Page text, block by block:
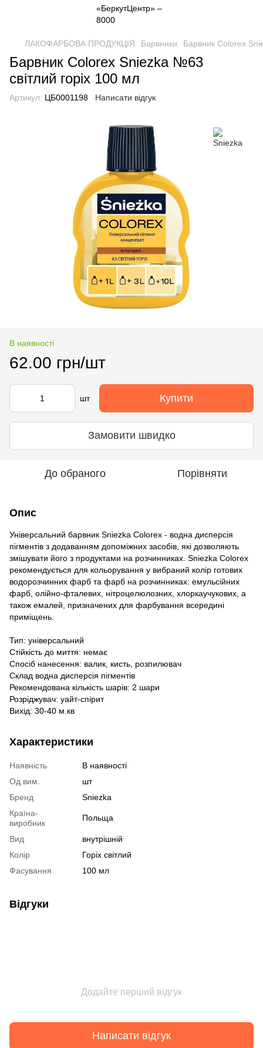
ЛАКОФАРБОВА ПРОДУКЦІЯ Барвники Барвник Colorex
Барвник Colorex Sniezka №63
світлий горiх 100 мл
Артикул: ЦБ0001198 Написати відгук
В наявності
62.00 грн/шт
шт Купити
Замовити швидко
До обраного Порівняти
Опис
Універсальний барвник Sniezka Colorex - водна дисперсія
пігментів з додаванням допоміжних засобів, які дозволяють
змішувати його з продуктами на розчинниках. Sniezka Colorex
рекомендується для кольорування у вибраний колір готових
водорозчинних фарб та фарб на розчинниках: емульсійних
фарб, олійно-фталевих, нітроцелюлозних, хлоркаучукових, а
також емалей, призначених для фарбування всередині
приміщень.
Тип: універсальний
Стійкість до миття: немає
Спосіб нанесення: валик, кисть, розпилювач
Склад водна дисперсія пігментів
Рекомендована кількість шарів: 2 шари
Розріджувач: уайт-спірит
Вихід: 30-40 м.кв
Характеристики
Наявність
В наявності
Од.вим.
шт
Бренд
Sniezka
Країна-
виробник
Польща
Вид
внутрішній
Колір
Горіх світлий
Фасування
100 мл
Відгуки
Додайте перший відгук
Написати відгук